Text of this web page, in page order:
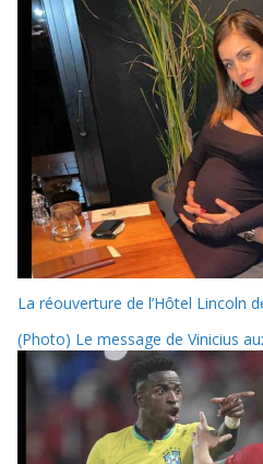
La réouverture de l’Hôtel Lincoln
(Photo) Le message de Vinicius